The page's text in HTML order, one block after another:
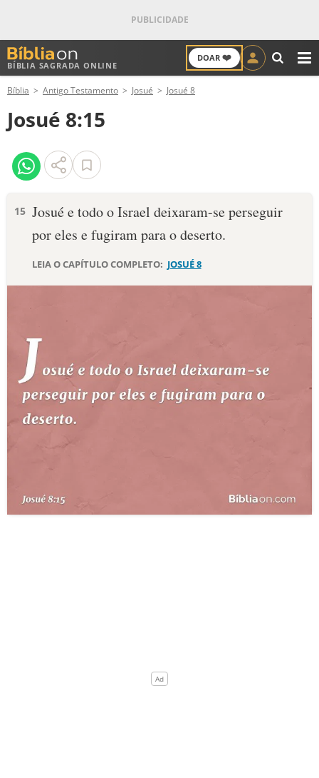
BÍBLIA SAGRADA ONLINE
DOAR ❤️
ANTIGO TESTAMENTO
NOVO TESTAMENTO
VERSÍCULOS
PALAVRA DO DIA
10 MANDAMENTOS
ESTUDOS BÍBLICOS
ESBOÇOS DE PREGAÇÃO
PERGUNTE À BÍBLIA
Bíblia Antigo Testamento Josué Josué 8
Josué 8:15
15 Josué e todo o Israel deixaram-se perseguir
por eles e fugiram para o deserto.
LEIA O CAPÍTULO COMPLETO: JOSUÉ 8